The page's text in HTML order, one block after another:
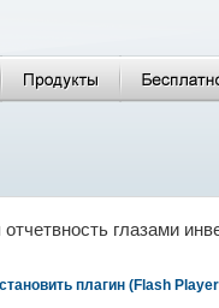
глазами
плагин (Flash